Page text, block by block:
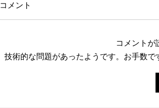
コメント
コメントが
技術的な問題があったようです。お手数